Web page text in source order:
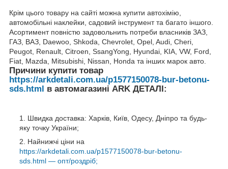
Крім цього товару на сайті можна купити автохімію,
автомобільні наклейки, садовий інструмент та багато іншого.
Асортимент повністю задовольнить потреби власників ЗАЗ,
ГАЗ, ВАЗ, Daewoo, Shkoda, Chevrolet, Opel, Audi, Cheri,
Peugot, Renault, Citroen, SsangYong, Hyundai, KIA, VW, Ford,
Fiat, Mazda, Mitsubishi, Nissan, Honda та інших марок авто.
Причини купити товар
https://arkdetali.com.ua/p1577150078-bur-betonu-
sds.html в автомагазині ARK ДЕТАЛІ:
Швидка доставка: Харків, Київ, Одесу, Дніпро та будь-
яку точку України;
Найнижчі ціни на
https://arkdetali.com.ua/p1577150078-bur-betonu-
sds.html — опт/роздріб;